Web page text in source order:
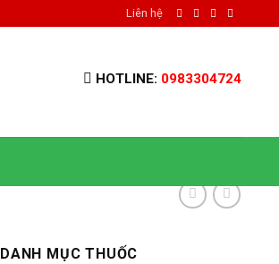
Liên hệ
HOTLINE: 0983304724
DANH MỤC THUỐC